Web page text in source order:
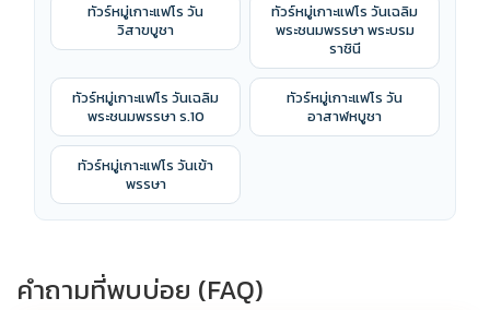
ทัวร์หมู่เกาะแฟโร วัน
วิสาขบูชา
ทัวร์หมู่เกาะแฟโร วันเฉลิม
พระชนมพรรษา พระบรม
ราชินี
ทัวร์หมู่เกาะแฟโร วันเฉลิม
พระชนมพรรษา ร.10
ทัวร์หมู่เกาะแฟโร วัน
อาสาฬหบูชา
ทัวร์หมู่เกาะแฟโร วันเข้า
พรรษา
คำถามที่พบบ่อย (FAQ)